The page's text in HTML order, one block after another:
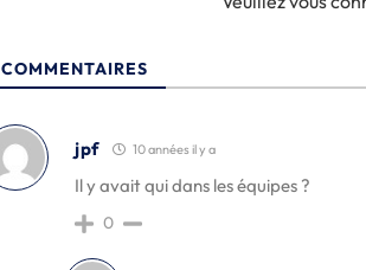
COMMENTAIRES
jpf 10 années il y a
Il y avait qui dans les équipes ?
0